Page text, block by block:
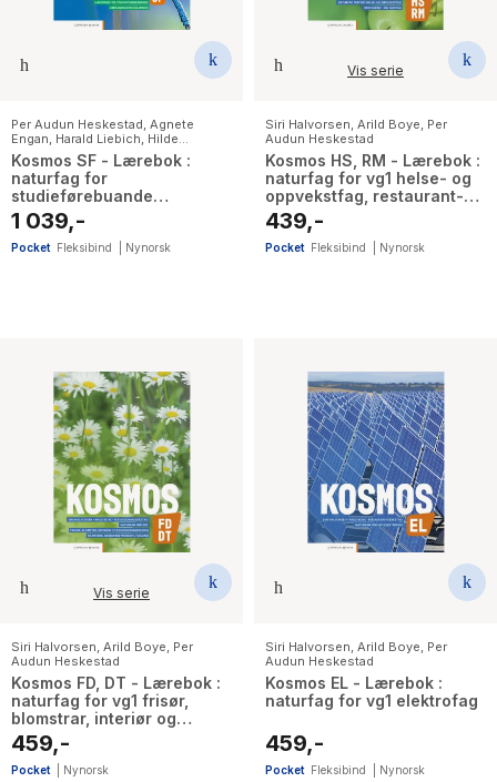
Per Audun Heskestad, Agnete
Engan, Harald Liebich, Hilde
Christine Mykland
Karoline Nærø
Svein Arne Eggebø Valvik
Kosmos SF - Lærebok :
naturfag for
studieførebuande
utdanningsprogram
1 039,-
Pocket Fleksibind Nynorsk
Vis serie
Siri Halvorsen, Arild Boye, Per
Audun Heskestad
Kosmos HS, RM - Lærebok :
naturfag for vg1 helse- og
oppvekstfag, restaurant-
og matfag
439,-
Pocket Fleksibind Nynorsk
Vis serie
Siri Halvorsen Arild Boye Per
Audun Heskestad
Kosmos FD, DT - Lærebok :
naturfag for vg1 frisør,
blomstrar, interiør og
eksponeringsdesign,
handverk, design og
produktutvikling
459,-
Pocket Nynorsk
Siri Halvorsen Arild Boye Per
Audun Heskestad
Kosmos EL - Lærebok :
naturfag for vg1 elektrofag
459,-
Pocket Fleksibind Nynorsk